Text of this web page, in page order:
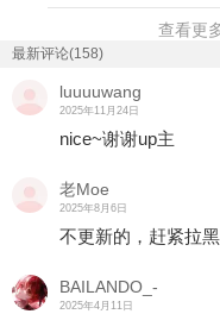
查看更
最新评论(158)
luuuuwang
2025年11月24日
nice~谢谢up主
老Moe
2025年8月6日
不更新的，赶紧拉黑
BAILANDO_-
2025年4月11日